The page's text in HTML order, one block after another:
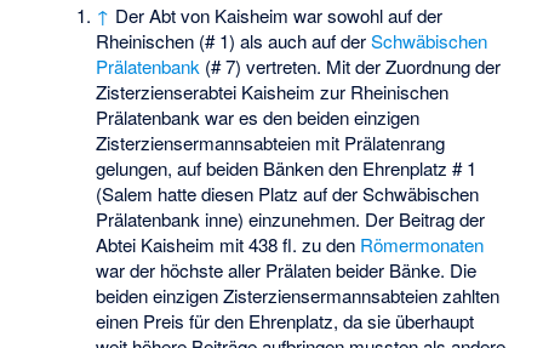
↑ Der Abt von Kaisheim war sowohl auf der
Rheinischen (# 1) als auch auf derSchwäbischen
Prälatenbank (# 7) vertreten. Mit der Zuordnung der
Zisterzienserabtei Kaisheim zur Rheinischen
Prälatenbank war es den beiden einzigen
Zisterziensermannsabteien mit Prälatenrang
gelungen, auf beiden Bänken den Ehrenplatz # 1
(Salem hatte diesen Platz auf der Schwäbischen
Prälatenbank inne) einzunehmen. Der Beitrag der
Abtei Kaisheim mit 438 fl. zu den Römermonaten
war der höchste aller Prälaten beider Bänke. Die
beiden einzigen Zisterziensermannsabteien zahlten
einen Preis für den Ehrenplatz, da sie überhaupt